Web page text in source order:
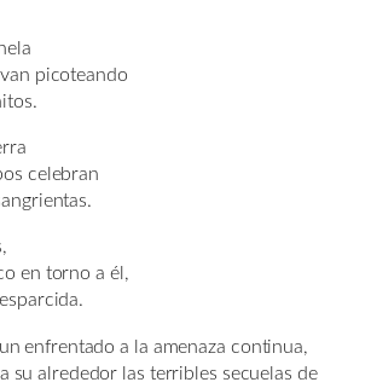
picoteando
celebran
en torno a él,
enfrentado a la amenaza continua,
su alrededor las terribles secuelas de